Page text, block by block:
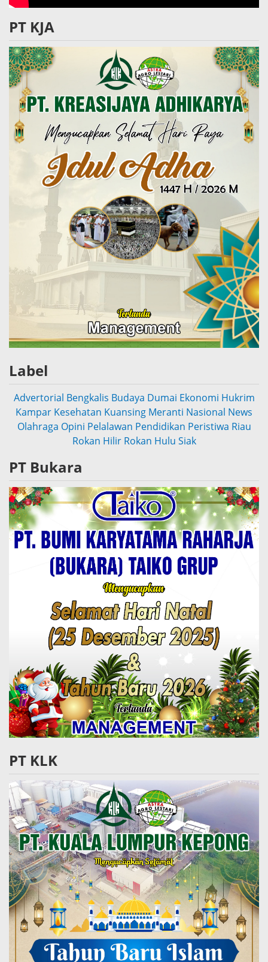
PT KJA
Label
Advertorial Bengkalis Budaya Dumai Ekonomi Hukrim
Kampar Kesehatan Kuansing Meranti Nasional News
Olahraga Opini Pelalawan Pendidikan Peristiwa Riau
Rokan Hilir Rokan Hulu Siak
PT Bukara
PT KLK